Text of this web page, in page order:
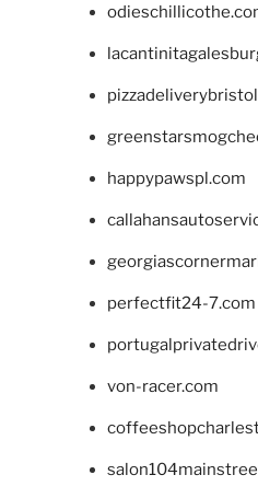
happypawspl.com
perfectfit24-7.com
von-racer.com